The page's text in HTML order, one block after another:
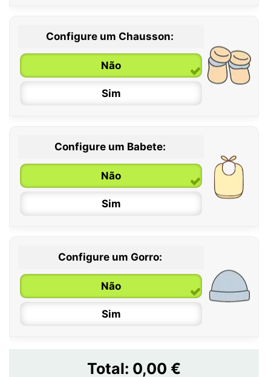
0 / 6 meses
6 / 12 meses
12 / 18 meses
Configure um Chausson:
Não
Sim
Configure um Babete:
Não
Sim
Configure um Gorro:
Não
Sim
Total: 0,00 €